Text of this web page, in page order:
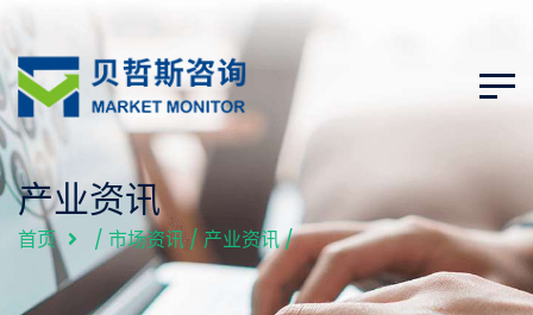
产业资讯
首页 / 市场资讯/产业资讯/